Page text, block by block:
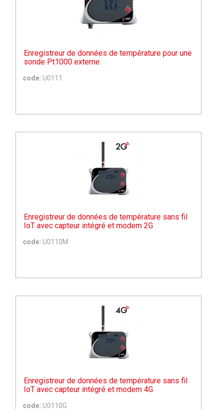
Enregistreur de données de température pour une
sonde Pt1000 externe
code: U0111
Enregistreur de données de température sans fil
IoT avec capteur intégré et modem 2G
code: U0110M
Enregistreur de données de température sans fil
IoT avec capteur intégré et modem 4G
code: U0110G